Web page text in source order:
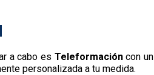
a cabo es Teleformación con
personalizada a tu medida.